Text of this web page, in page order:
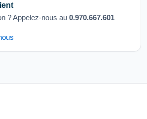
? Appelez-nous au 0.970.667.601